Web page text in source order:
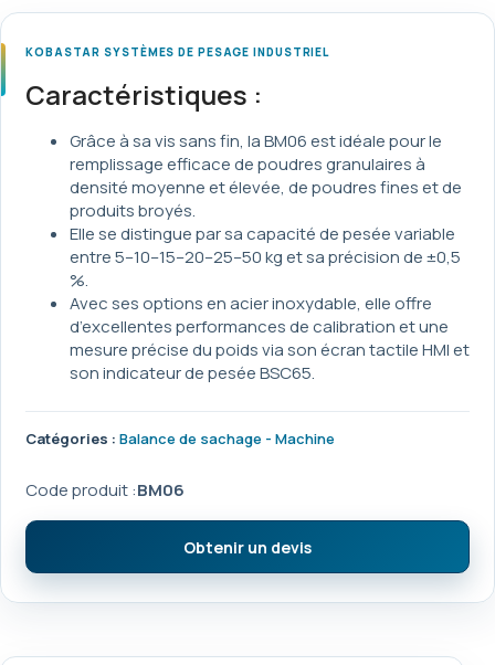
KOBASTAR SYSTÈMES DE PESAGE INDUSTRIEL
Caractéristiques :
Grâce à sa vis sans fin, la BM06 est idéale pour le
remplissage efficace de poudres granulaires à
densité moyenne et élevée, de poudres fines et de
produits broyés.
Elle se distingue par sa capacité de pesée variable
entre 5–10–15–20–25–50 kg et sa précision de ±0,5
%.
Avec ses options en acier inoxydable, elle offre
d’excellentes performances de calibration et une
mesure précise du poids via son écran tactile HMI et
son indicateur de pesée BSC65.
Catégories : Balance de sachage - Machine
Code produit :BM06
Obtenir un devis